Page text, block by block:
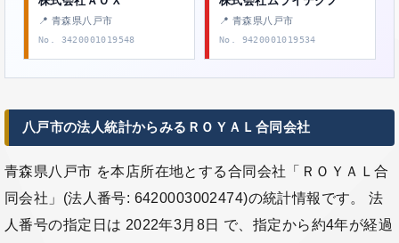
📍 青森県八戸市
No. 3420001019548
📍 青森県八戸市
No. 9420001019534
八戸市の法人統計からみるＲＯＹＡＬ合同会社
青森県八戸市 を本店所在地とする合同会社「ＲＯＹＡＬ合
同会社」(法人番号: 6420003002474)の統計情報です。 法
人番号の指定日は 2022年3月8日 で、指定から約4年が経過